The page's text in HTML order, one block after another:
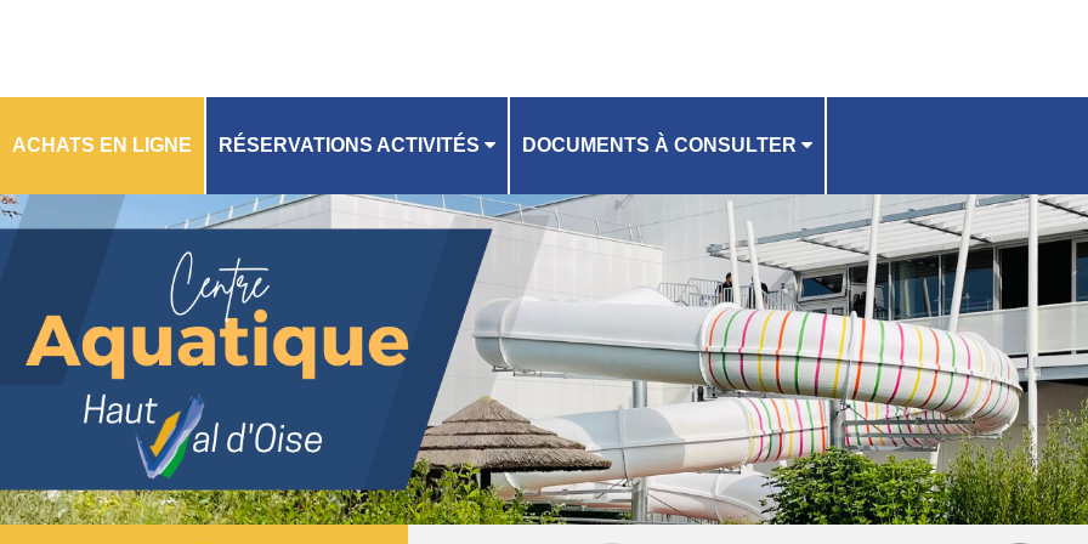
ACHATS EN LIGNE RÉSERVATIONS ACTIVITÉS
PLANNING
DOCUMENTS À CONSULTER
RÈGLEMENT INTÉRIEUR
ACCEPTATION À SIGNER
GUIDE D'UTILISATION
FICHE D'INSCRIPTION ACTIVITÉS